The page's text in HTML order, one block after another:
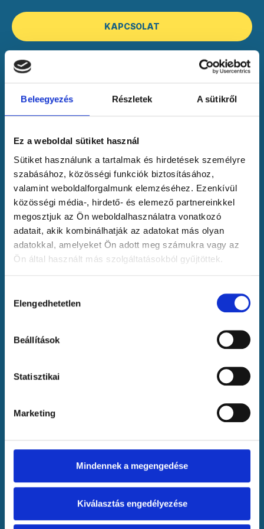
Beleegyezés Részletek A sütikről
Ez a weboldal sütiket használ
Sütiket használunk a tartalmak és hirdetések személyre
szabásához, közösségi funkciók biztosításához,
valamint weboldalforgalmunk elemzéséhez. Ezenkívül
közösségi média-, hirdető- és elemező partnereinkkel
megosztjuk az Ön weboldalhasználatra vonatkozó
adatait, akik kombinálhatják az adatokat más olyan
adatokkal, amelyeket Ön adott meg számukra vagy az
Ön által használt más szolgáltatásokból gyűjtöttek.
kiválasztása
Elengedhetetlen
Beállítások
Statisztikai
Marketing
Mindennek a megengedése
Kiválasztás engedélyezése
KAPCSOLAT
404
Upsz! Nincs ilyen oldal
Ha eltévedtél és nem találod a kiutat,
kattints ide
!
központjában, ahol minden gyermek különleges
Hasznos linkek